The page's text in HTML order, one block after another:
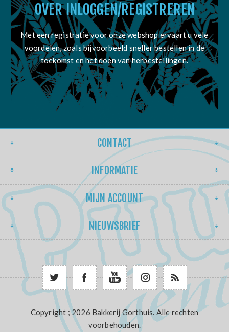
OVER INLOGGEN/REGISTREREN
Met een registratie voor onze webshop ervaart u vele
voordelen, zoals bijvoorbeeld sneller bestellen in de
toekomst en het doen van herbestellingen.
CONTACT
INFORMATIE
MIJN ACCOUNT
NIEUWSBRIEF
Copyright ; 2026 Bakkerij Gorthuis. Alle rechten
voorbehouden.